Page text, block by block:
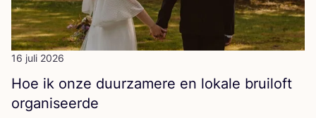
16 juli 2026
Hoe ik onze duur­za­me­re en loka­le brui­loft
organiseerde